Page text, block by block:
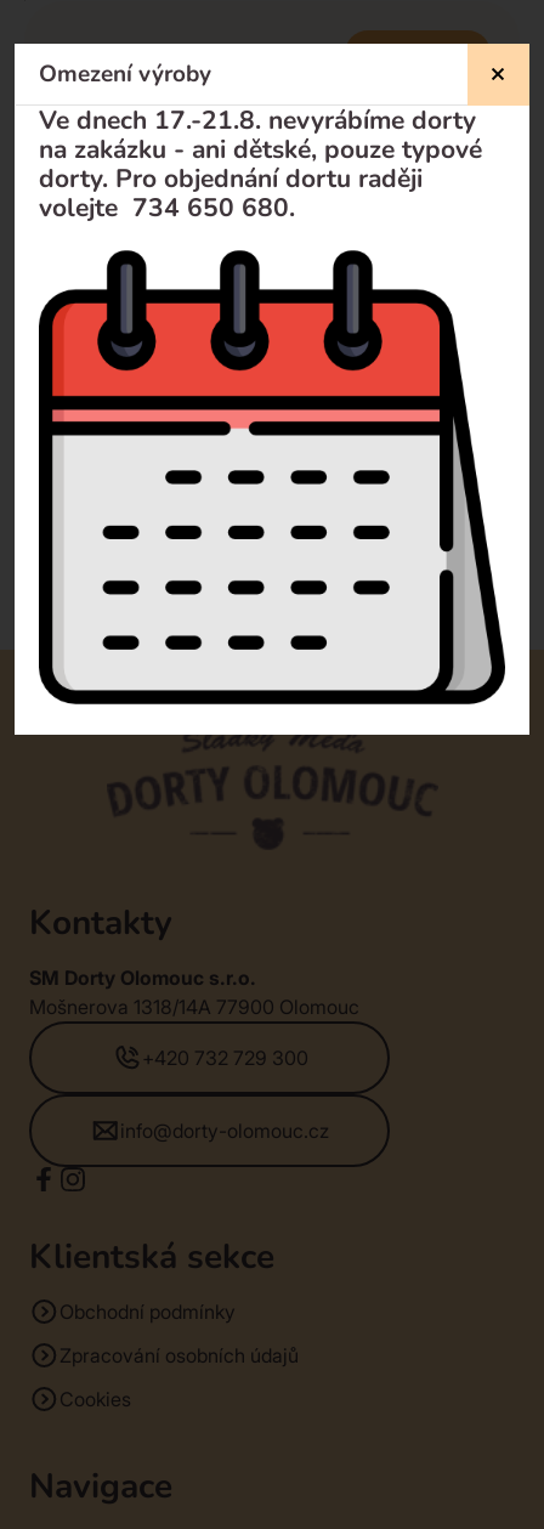
1 400Kč
1 250Kč - +
Nevíte si rady?
Pomůžeme Vám
Volejte
Pište
Kontakty
SM Dorty Olomouc s.r.o.
Mošnerova 1318/14A 77900 Olomouc
+420 732 729 300
info@dorty-olomouc.cz
Klientská sekce
Obchodní podmínky
Zpracování osobních údajů
Cookies
Navigace
Omezení výroby
Ve dnech 17.-21.8. nevyrábíme dorty
na zakázku - ani dětské, pouze typové
dorty. Pro objednání dortu raději
volejte 734 650 680.